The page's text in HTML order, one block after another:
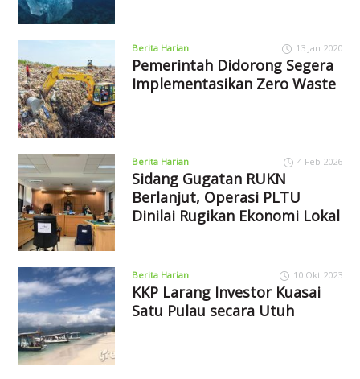
Berita Harian 13 Jan 2020
Pemerintah Didorong Segera
Implementasikan Zero Waste
Berita Harian 4 Feb 2026
Sidang Gugatan RUKN
Berlanjut, Operasi PLTU
Dinilai Rugikan Ekonomi Lokal
Berita Harian 10 Okt 2023
KKP Larang Investor Kuasai
Satu Pulau secara Utuh